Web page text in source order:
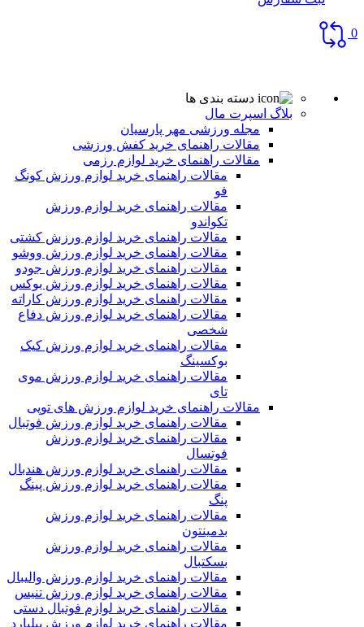
0
دسته بندی ها
بلاگ اسپرت مال
مجله ورزشی مهر پارسیان
مقالات راهنمای خرید کفش ورزشی
مقالات راهنمای خرید لوازم رزمی
مقالات راهنمای خرید لوازم ورزش کونگ
فو
مقالات راهنمای خرید لوازم ورزش
تکواندو
مقالات راهنمای خرید لوازم ورزش کشتی
مقالات راهنمای خرید لوازم ورزش ووشو
مقالات راهنمای خرید لوازم ورزش جودو
مقالات راهنمای خرید لوازم ورزش بوکس
مقالات راهنمای خرید لوازم ورزش کاراته
مقالات راهنمای خرید لوازم ورزش دفاع
شخصی
مقالات راهنمای خرید لوازم ورزش کیک
بوکسینگ
مقالات راهنمای خرید لوازم ورزش موی
تای
مقالات راهنمای خرید لوازم ورزش های توپی
مقالات راهنمای خرید لوازم ورزش فوتبال
مقالات راهنمای خرید لوازم ورزش
فوتسال
مقالات راهنمای خرید لوازم ورزش هندبال
مقالات راهنمای خرید لوازم ورزش پینگ
پنگ
مقالات راهنمای خرید لوازم ورزش
بدمینتون
مقالات راهنمای خرید لوازم ورزش
بسکتبال
مقالات راهنمای خرید لوازم ورزش والیبال
مقالات راهنمای خرید لوازم ورزش تنیس
مقالات راهنمای خرید لوازم فوتبال دستی
مقالات راهنمای خرید لوازم ورزش بیلیارد